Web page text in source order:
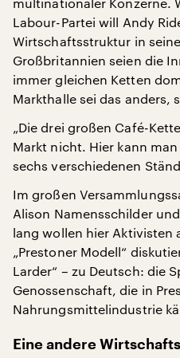
Labour-Partei will Andy
Wirtschaftsstruktur in
Großbritannien seien die
immer gleichen Ketten
Markthalle sei das anders,
„Die drei großen Café-
Markt nicht. Hier kann
sechs verschiedenen
Im großen
Alison Namensschilder
lang wollen hier Aktivisten
„Prestoner Modell“
Larder“ – zu Deutsch: die
Genossenschaft, die in
Nahrungsmittelindustrie
Eine andere